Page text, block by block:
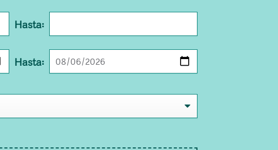
Hasta:
Hasta: